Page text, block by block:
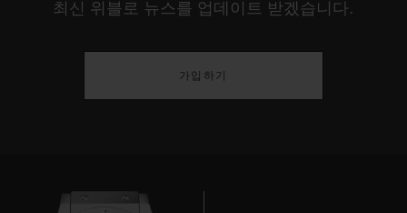
최신 위블로 뉴스를 업데이트 받겠습니다.
가입하기